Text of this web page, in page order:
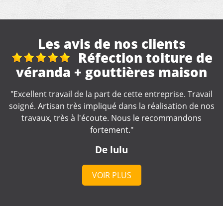
Les avis de nos clients
Réhon, 2 rue
"Merci, devis rapide, travail qui s'en suit correct.
de travaux cordiale."
De pascal38
VOIR PLUS